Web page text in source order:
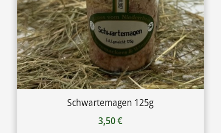
Schwartemagen 125g
3,50€